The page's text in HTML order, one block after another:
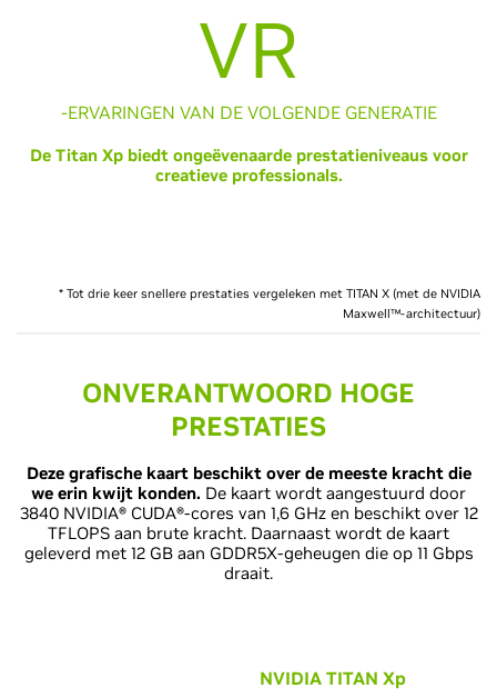
VR
-ERVARINGEN VAN DE VOLGENDE GENERATIE
De Titan Xp biedt ongeëvenaarde prestatieniveaus voor
creatieve professionals.
* Tot drie keer snellere prestaties vergeleken met TITAN X (met de NVIDIA
Maxwell™-architectuur)
ONVERANTWOORD HOGE
PRESTATIES
Deze grafische kaart beschikt over de meeste kracht die
we erin kwijt konden. De kaart wordt aangestuurd door
3840 NVIDIA® CUDA®-cores van 1,6 GHz en beschikt over 12
TFLOPS aan brute kracht. Daarnaast wordt de kaart
geleverd met 12 GB aan GDDR5X-geheugen die op 11 Gbps
draait.
NVIDIA TITAN Xp